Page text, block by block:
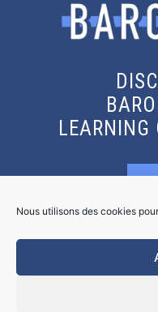
Nous utilisons des cookies
LEARNING